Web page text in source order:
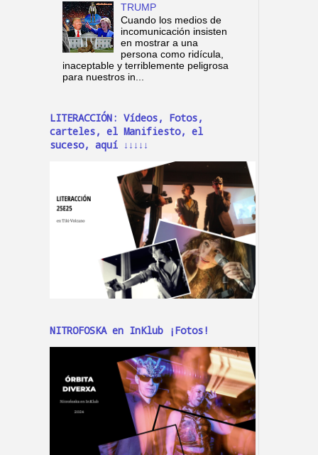
TRUMP
Cuando los medios de
incomunicación insisten
en mostrar a una
persona como ridícula,
inaceptable y terriblemente peligrosa
para nuestros in...
LITERACCIÓN: Vídeos, Fotos,
carteles, el Manifiesto, el
suceso, aquí ↓↓↓↓↓
NITROFOSKA en InKlub ¡Fotos!